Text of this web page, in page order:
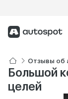
Отзывы об
Большой
целей